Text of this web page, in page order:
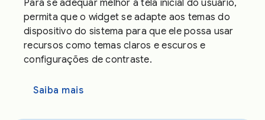
Para se adequar melhor à tela inicial do usuário,
permita que o widget se adapte aos temas do
dispositivo do sistema para que ele possa usar
recursos como temas claros e escuros e
configurações de contraste.
Saiba mais